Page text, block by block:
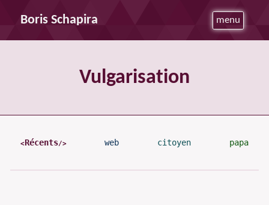
Boris Schapira menu
Vulgarisation
Récents web citoyen papa